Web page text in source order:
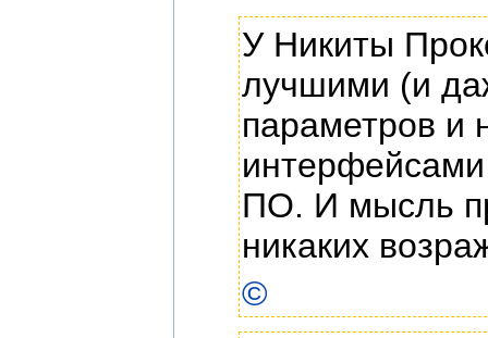
У Никиты
лучшими (и
параметров и
ПО. И мысль
никаких
©